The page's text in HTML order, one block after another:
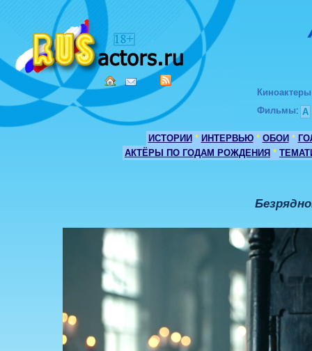
Киноактеры
Фильмы: А
ИСТОРИИ * ИНТЕРВЬЮ * ОБОИ *
АКТЁРЫ ПО ГОДАМ РОЖДЕНИЯ *